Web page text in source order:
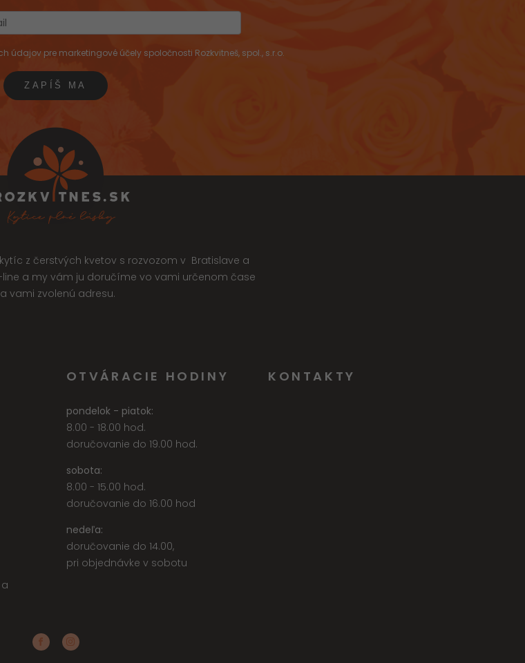
pre marketingové účely spoločnosti Rozkvitneš, spol., s.r.o.
z čerstvých kvetov s rozvozom v Bratislave a
a my vám ju doručíme vo vami určenom čase
vami zvolenú adresu.
OTVÁRACIE HODINY
pondelok - piatok:
8.00 - 18.00 hod.
doručovanie do 19.00 hod.
sobota:
8.00 - 15.00 hod.
doručovanie do 16.00 hod
nedeľa:
doručovanie do 14.00,
pri objednávke v sobotu
KONTAKTY